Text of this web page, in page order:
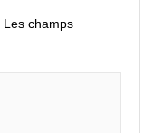
Les champs